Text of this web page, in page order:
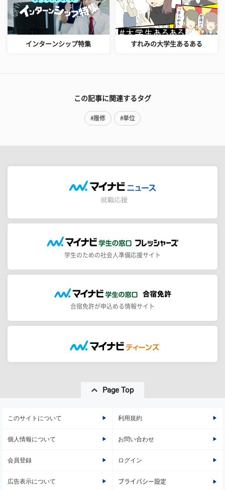
インターンシップ特集 すれみの大学生あるある
この記事に関連するタグ
#履修 #単位
学生のための社会人準備応援サイト
合宿免許が申込める情報サイト
Page Top
このサイトについて 利用規約
個人情報について お問い合わせ
会員登録 ログイン
広告表示について プライバシー設定